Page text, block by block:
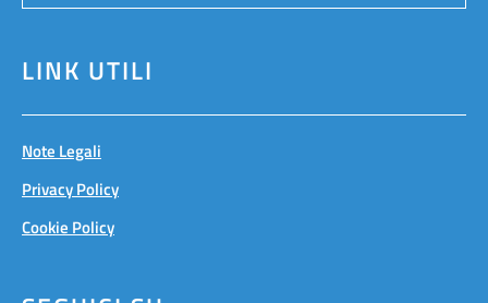
LINK UTILI
Note Legali
Privacy Policy
Cookie Policy